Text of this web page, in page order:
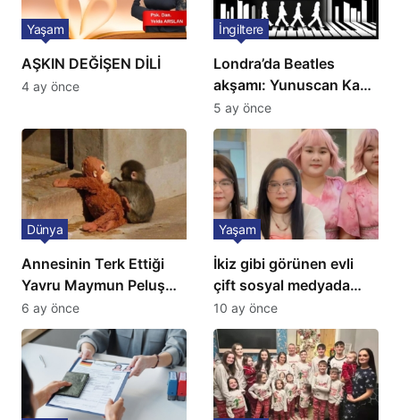
AŞKIN DEĞİŞEN DİLİ
Yaşam
4 ay önce
Londra’da Beatles
akşamı: Yunuscan Kaya
klasik yorumuyla
sahnede
İngiltere
5 ay önce
Annesinin Terk Ettiği
Yavru Maymun Peluş
Oyuncağını Anne Bildi
Dünya
6 ay önce
İkiz gibi görünen evli
çift sosyal medyada
gündem oldu
Yaşam
10 ay önce